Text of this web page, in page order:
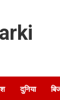
दुनिया